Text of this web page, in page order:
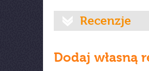
Recenzje
Dodaj własną